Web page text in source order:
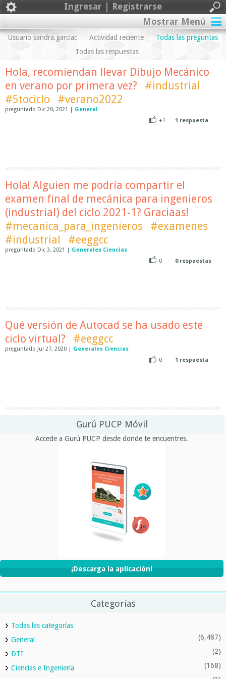
Ingresar | Registrarse
Mostrar Menú
Usuario sandra.garciac Actividad reciente
Todas las preguntas
Todas las respuestas
Hola, recomiendan llevar Dibujo Mecánico
en verano por primera vez?
#industrial
#5tociclo
#verano2022
preguntado Dic 20, 2021 | General
+1
1 respuesta
Hola! Alguien me podría compartir el
examen final de mecánica para ingenieros
(industrial) del ciclo 2021-1? Graciaas!
#mecanica_para_ingenieros
#examenes
#industrial
#eeggcc
preguntado Dic 3, 2021 | Generales Ciencias
0
0respuestas
Qué versión de Autocad se ha usado este
ciclo virtual?
#eeggcc
preguntado Jul 27, 2020 | Generales Ciencias
0
1 respuesta
Gurú PUCP Móvil
Accede a Gurú PUCP desde donde te encuentres.
¡Descarga la aplicación!
Categorías
Todas las categorías
General
(6,487)
DTI (2)
Ciencias e Ingeniería (168)